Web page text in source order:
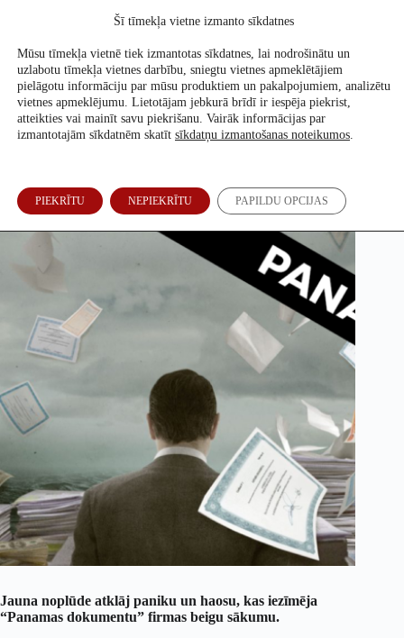
Atbalsti mūs
Mossack Fonsecakritiens bezdibenī
Jauna noplūde atklāj paniku un haosu, kas iezīmēja
“Panamas dokumentu” firmas beigu sākumu.
Šī tīmekļa vietne izmanto sīkdatnes
Mūsu tīmekļa vietnē tiek izmantotas sīkdatnes, lai nodrošinātu un
uzlabotu tīmekļa vietnes darbību, sniegtu vietnes apmeklētājiem
pielāgotu informāciju par mūsu produktiem un pakalpojumiem, analizētu
vietnes apmeklējumu. Lietotājam jebkurā brīdī ir iespēja piekrist,
atteikties vai mainīt savu piekrišanu. Vairāk informācijas par
izmantotajām sīkdatnēm skatīt sīkdatņu izmantošanas noteikumos.
PIEKRĪTU NEPIEKRĪTU PAPILDU OPCIJAS